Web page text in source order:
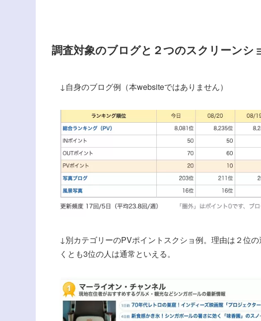
調査対象のブログと２つのスクリーンシ
↓自身のブログ例（本websiteではありません）
↓別カテゴリーのPVポイントスクショ例。理由は２位
くとも3位の人は通常といえる。